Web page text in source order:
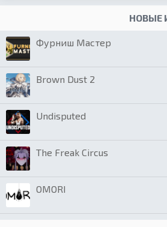
НОВЫЕ
Фурниш Мастер
Brown Dust 2
Undisputed
The Freak Circus
OMORI